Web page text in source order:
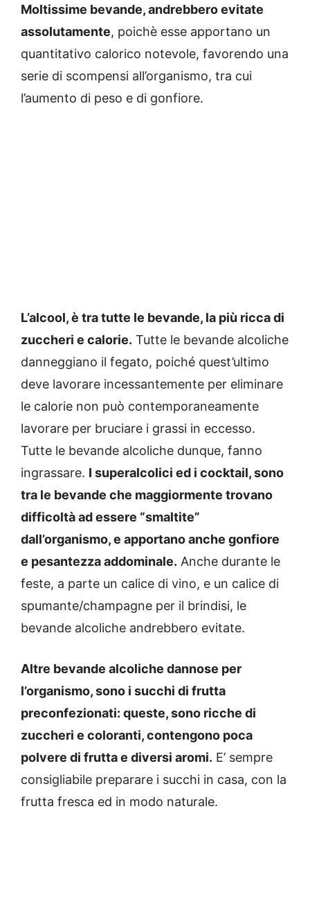
Moltissime bevande, andrebbero evitate
assolutamente, poichè esse apportano un
quantitativo calorico notevole, favorendo una
serie di scompensi all’organismo, tra cui
l’aumento di peso e di gonfiore.
L’alcool, è tra tutte le bevande, la più ricca di
zuccheri e calorie. Tutte le bevande alcoliche
danneggiano il fegato, poiché quest’ultimo
deve lavorare incessantemente per eliminare
le calorie non può contemporaneamente
lavorare per bruciare i grassi in eccesso.
Tutte le bevande alcoliche dunque, fanno
ingrassare. I superalcolici ed i cocktail, sono
tra le bevande che maggiormente trovano
difficoltà ad essere “smaltite”
dall’organismo, e apportano anche gonfiore
e pesantezza addominale. Anche durante le
feste, a parte un calice di vino, e un calice di
spumante/champagne per il brindisi, le
bevande alcoliche andrebbero evitate.
Altre bevande alcoliche dannose per
l’organismo, sono i succhi di frutta
preconfezionati: queste, sono ricche di
zuccheri e coloranti, contengono poca
polvere di frutta e diversi aromi. E’ sempre
consigliabile preparare i succhi in casa, con la
frutta fresca ed in modo naturale.